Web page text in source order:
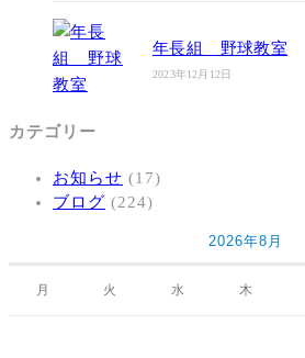
年長組 野球教室
2023年12月12日
カテゴリー
お知らせ (17)
ブログ (224)
2026年8月
月 火 水 木